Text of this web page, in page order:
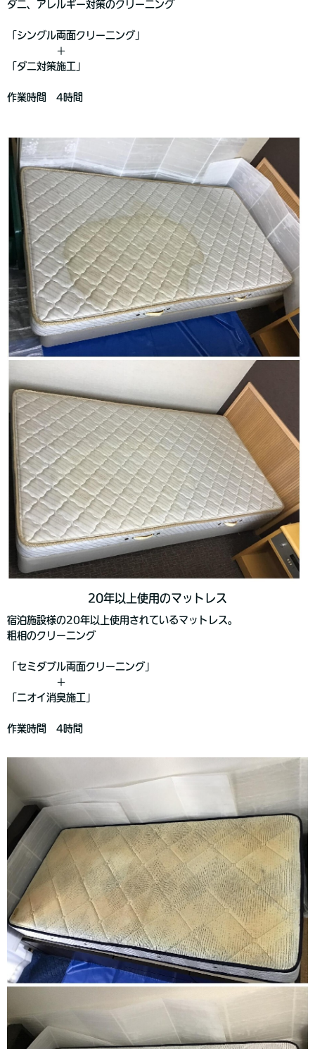
ダニ、アレルギー対策のクリーニング
「シングル両面クリーニング」
＋
「ダニ対策施工」
作業時間 4時間
20年以上使用のマットレス
宿泊施設様の20年以上使用されているマットレス。
粗相のクリーニング
「セミダブル両面クリーニング」
＋
「ニオイ消臭施工」
作業時間 4時間